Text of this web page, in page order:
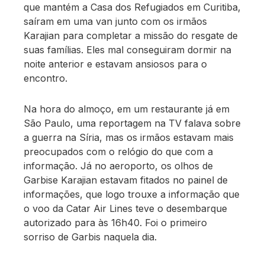
que mantém a Casa dos Refugiados em Curitiba,
saíram em uma van junto com os irmãos
Karajian para completar a missão do resgate de
suas famílias. Eles mal conseguiram dormir na
noite anterior e estavam ansiosos para o
encontro.
Na hora do almoço, em um restaurante já em
São Paulo, uma reportagem na TV falava sobre
a guerra na Síria, mas os irmãos estavam mais
preocupados com o relógio do que com a
informação. Já no aeroporto, os olhos de
Garbise Karajian estavam fitados no painel de
informações, que logo trouxe a informação que
o voo da Catar Air Lines teve o desembarque
autorizado para às 16h40. Foi o primeiro
sorriso de Garbis naquela dia.